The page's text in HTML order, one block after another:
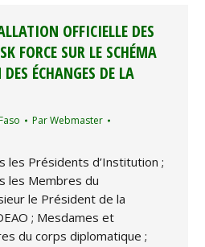
OFFICIELLE DES
FORCE SUR LE SCHÉMA
ÉCHANGES DE LA
ParWebmaster
les Présidents d’Institution ;
les Membres du
le Président de la
; Mesdames et
du corps diplomatique ;